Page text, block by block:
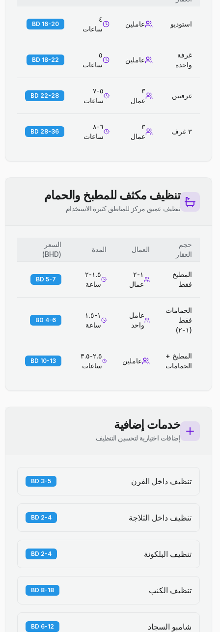
استوديو عاملين
٤
ساعات
16-20 BD
غرفة
واحدة
عاملين
٥
ساعات
18-22 BD
غرفتين
٣
عمال
٥-٧
ساعات
22-28 BD
٣ غرف
٣
عمال
٦-٨
ساعات
28-36 BD
تنظيف مكثف للمطبخ والحمام
تنظيف عميق مركز للمناطق كثيرة الاستخدام
حجم
العقار
العمال المدة
السعر
(
BHD
)
المطبخ
فقط
١-٢
عمال
١.٥-٢
ساعة
5-7 BD
الحمامات
فقط
(١-٢)
عامل
واحد
١-١.٥
ساعة
4-6 BD
المطبخ +
الحمامات
عاملين
٢.٥-٣.٥
ساعات
10-13 BD
خدمات إضافية
إضافات اختيارية لتحسين التنظيف
تنظيف داخل الفرن 3-5 BD
تنظيف داخل الثلاجة 2-4 BD
تنظيف البلكونة 2-4 BD
تنظيف الكنب 8-18 BD
شامبو السجاد 6-12 BD